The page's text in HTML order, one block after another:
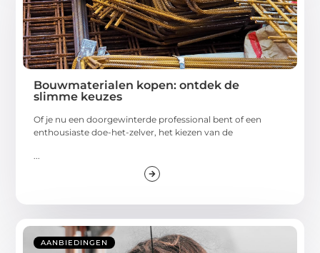
Bouwmaterialen kopen: ontdek de
slimme keuzes
Of je nu een doorgewinterde professional bent of een
enthousiaste doe-het-zelver, het kiezen van de
AANBIEDINGEN